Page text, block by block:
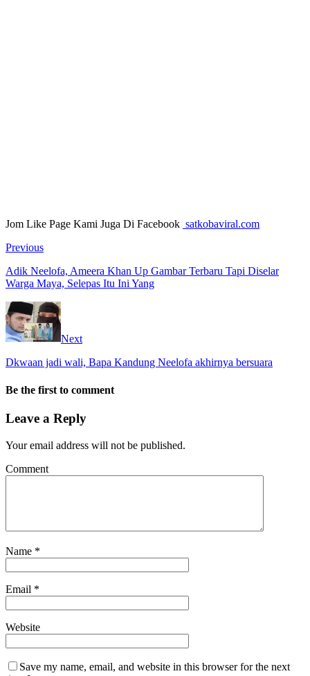
Jom Like Page Kami Juga Di Facebook satkobaviral.com
Previous
Adik Neelofa, Ameera Khan Up Gambar Terbaru Tapi Diselar
Warga Maya, Selepas Itu Ini Yang
Next
Dkwaan jadi wali, Bapa Kandung Neelofa akhirnya bersuara
Be the first to comment
Leave a Reply
Your email address will not be published.
Comment
Name *
Email *
Website
Save my name, email, and website in this browser for the next